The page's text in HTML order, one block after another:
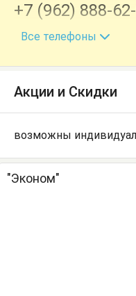
+7 (962) 888-
+7 (862) 270-17-
Все телефоны
Акции и Скидки
возможны
"Эконом"